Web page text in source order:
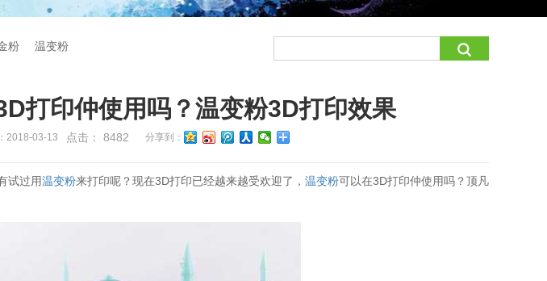
粉 温变粉
打印仲使用吗？温变粉3D打印效果
2018-03-13 点击： 8482 分享到：
试过用温变粉来打印呢？现在3D打印已经越来越受欢迎了，温变粉可以在3D打印仲使用吗？顶凡